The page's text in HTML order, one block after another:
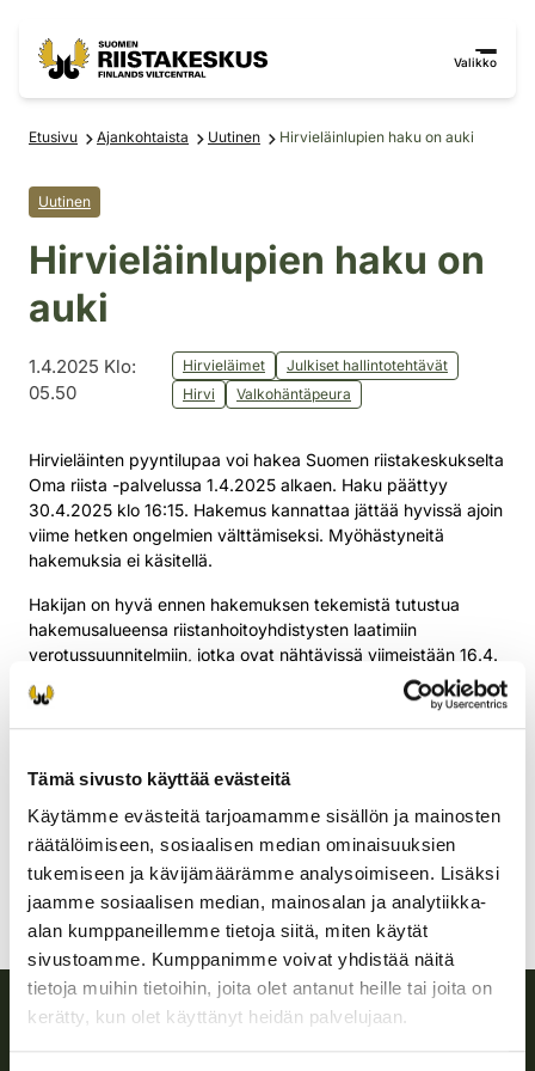
Tämä sivusto käyttää evästeitä
Käytämme evästeitä tarjoamamme sisällön ja mainosten
räätälöimiseen, sosiaalisen median ominaisuuksien
tukemiseen ja kävijämäärämme analysoimiseen. Lisäksi
jaamme sosiaalisen median, mainosalan ja analytiikka-
alan kumppaneillemme tietoja siitä, miten käytät
sivustoamme. Kumppanimme voivat yhdistää näitä
tietoja muihin tietoihin, joita olet antanut heille tai joita on
kerätty, kun olet käyttänyt heidän palvelujaan.
Valikko
Etusivu Ajankohtaista Uutinen Hirvieläinlupien haku on auki
Uutinen
Hirvieläinlupien haku on
auki
1.4.2025 Klo:
05.50
Hirvieläimet
Julkiset hallintotehtävät
Hirvi
Valkohäntäpeura
Hirvieläinten pyyntilupaa voi hakea Suomen riistakeskukselta
Oma riista -palvelussa 1.4.2025 alkaen. Haku päättyy
30.4.2025 klo 16:15. Hakemus kannattaa jättää hyvissä ajoin
viime hetken ongelmien välttämiseksi. Myöhästyneitä
hakemuksia ei käsitellä.
Hakijan on hyvä ennen hakemuksen tekemistä tutustua
hakemusalueensa riistanhoitoyhdistysten laatimiin
verotussuunnitelmiin, jotka ovat nähtävissä viimeistään 16.4.
Linkit verotussuunnitelmiin ja muihin hakemisessa hyödyllisiin
tietoihin löytyvät
tarkastaa huolellisesti, että hakemuksen tiedot ovat oikein ja
Pyyntilupien hakemiseen liittyvissä kysymyksissä saat
ohjeistusta ottamalla yhteyttä Suomen riistakeskukseen.
Oma riista -neuvonta palvelee (arkisin 9–15) p. 029 431
2001, s-posti: oma@riista.fi.